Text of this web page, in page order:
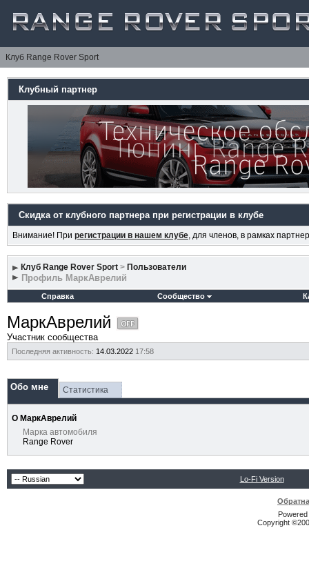
Клуб Range Rover Sport
Клубный партнер
Скидка от клубного партнера при регистрации в клубе
Внимание! При регистрации в нашем клубе, для членов, в рамках
Клуб Range Rover Sport > Пользователи
Профиль МаркАврелий
Справка Сообщество
МаркАврелий
Участник сообщества
Последняя активность: 14.03.2022 17:58
Обо мне Статистика
О МаркАврелий
Марка автомобиля
Range Rover
Lo-Fi Version
Copyright